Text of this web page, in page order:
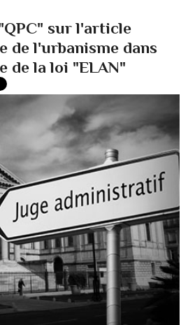
sur l'article
de l'urbanisme dans
de la loi "ELAN"